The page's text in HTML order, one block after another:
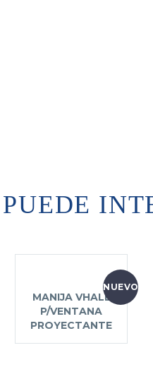
PUEDE
NUEVO
MANIJA VHALE
P/VENTANA
PROYECTANTE